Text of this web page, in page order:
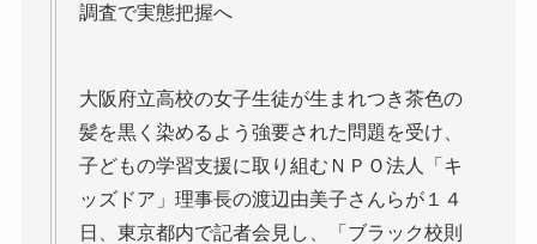
調査で実態把握へ
大阪府立高校の女子生徒が生まれつき茶色の
髪を黒く染めるよう強要された問題を受け、
子どもの学習支援に取り組むＮＰＯ法人「キ
ッズドア」理事長の渡辺由美子さんらが１４
日、東京都内で記者会見し、「ブラック校則